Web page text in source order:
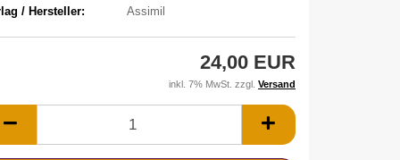
/ Hersteller: Assimil
24,00 EUR
inkl. 7% MwSt. zzgl. Versand